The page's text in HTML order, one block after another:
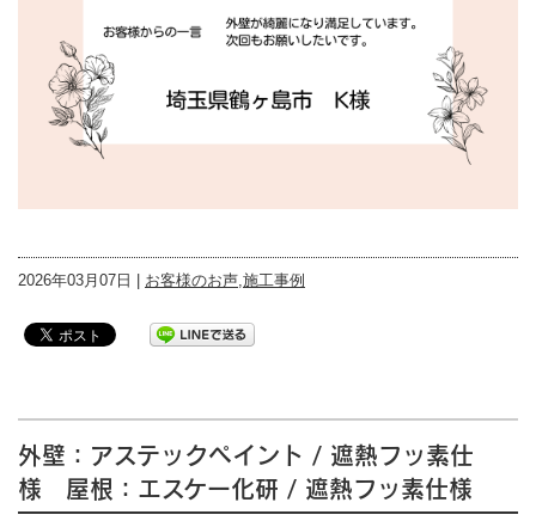
2026年03月07日 | お客様のお声,施工事例
外壁：アステックペイント / 遮熱フッ素仕
様 屋根：エスケー化研 / 遮熱フッ素仕様